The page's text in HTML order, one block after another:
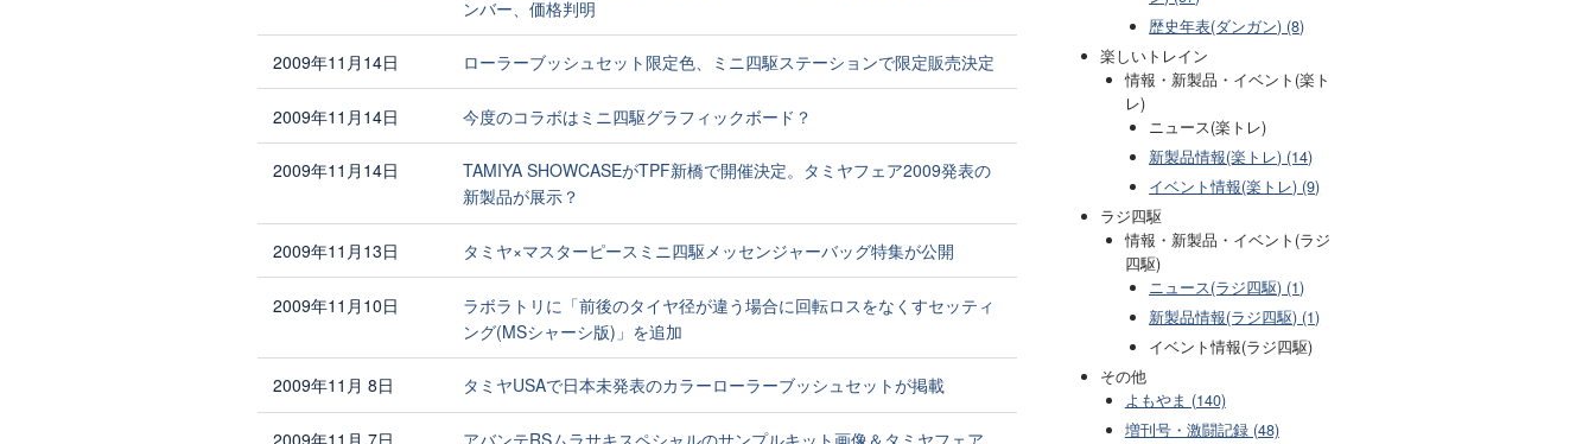
ンバー、価格判明
2009年11月14日 ローラーブッシュセット限定色、ミニ四駆ステーションで限定販売決定
2009年11月14日 今度のコラボはミニ四駆グラフィックボード？
2009年11月14日
TAMIYA SHOWCASEがTPF新橋で開催決定。タミヤフェア2009発表の
新製品が展示？
2009年11月13日 タミヤ×マスターピースミニ四駆メッセンジャーバッグ特集が公開
2009年11月10日
ラボラトリに「前後のタイヤ径が違う場合に回転ロスをなくすセッティ
ング(MSシャーシ版)」を追加
2009年11月 8日 タミヤUSAで日本未発表のカラーローラーブッシュセットが掲載
2009年11月 7日 アバンテRSムラサキスペシャルのサンプルキット画像＆タミヤフェア
歴史年表(ダンガン) (8)
楽しいトレイン
情報・新製品・イベント(楽ト
レ)
ニュース(楽トレ)
新製品情報(楽トレ) (14)
イベント情報(楽トレ) (9)
ラジ四駆
情報・新製品・イベント(ラジ
四駆)
ニュース(ラジ四駆) (1)
新製品情報(ラジ四駆) (1)
イベント情報(ラジ四駆)
その他
よもやま (140)
増刊号・激闘記録 (48)